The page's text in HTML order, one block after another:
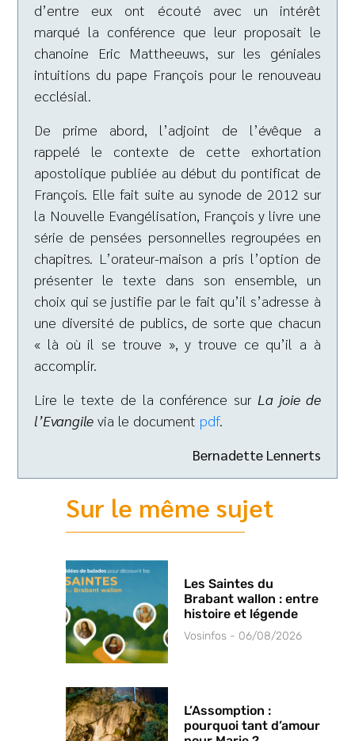
d’entre eux ont écouté avec un intérêt
marqué la conférence que leur proposait le
chanoine Eric Mattheeuws, sur les géniales
intuitions du pape François pour le renouveau
ecclésial.
De prime abord, l’adjoint de l’évêque a
rappelé le contexte de cette exhortation
apostolique publiée au début du pontificat de
François. Elle fait suite au synode de 2012 sur
la Nouvelle Evangélisation, François y livre une
série de pensées personnelles regroupées en
chapitres. L’orateur-maison a pris l’option de
présenter le texte dans son ensemble, un
choix qui se justifie par le fait qu’il s’adresse à
une diversité de publics, de sorte que chacun
« là où il se trouve », y trouve ce qu’il a à
accomplir.
Lire le texte de la conférence sur La joie de
l’Evangile via le document pdf.
Bernadette Lennerts
Sur le même sujet
Les Saintes du
Brabant wallon : entre
histoire et légende
Vosinfos 06/08/2026
L’Assomption :
pourquoi tant d’amour